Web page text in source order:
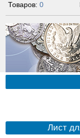
Товаров:0
Лист